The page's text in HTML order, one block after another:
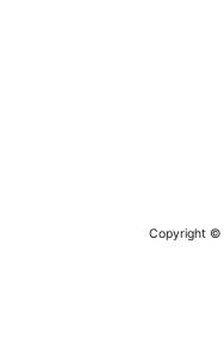
Copyright ©